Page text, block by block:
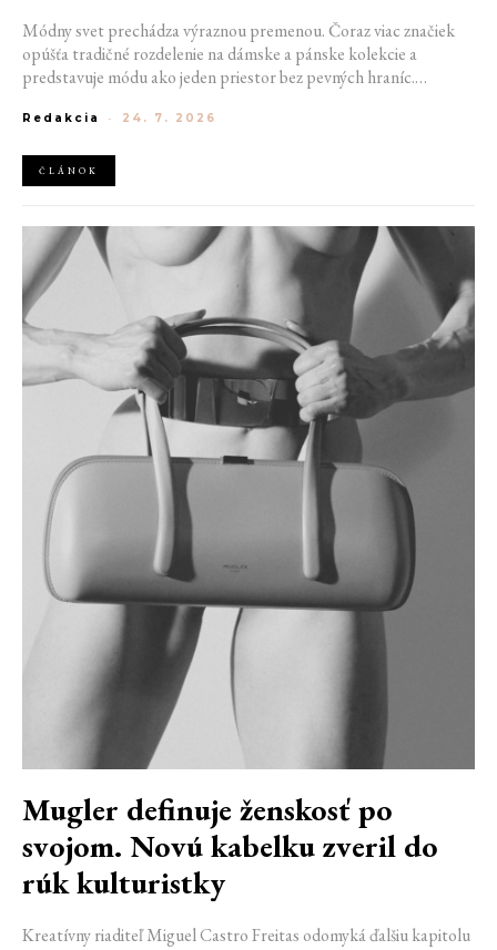
Módny svet prechádza výraznou premenou. Čoraz viac značiek
opúšťa tradičné rozdelenie na dámske a pánske kolekcie a
predstavuje módu ako jeden priestor bez pevných hraníc.
udržateľnosť naznačujú, že klasické týždne módy môžu čoskoro
Redakcia - 24. 7. 2026
ČLÁNOK
Mugler definuje ženskosť po
svojom. Novú kabelku zveril do
rúk kulturistky
Kreatívny riaditeľ Miguel Castro Freitas odomyká ďalšiu kapitolu